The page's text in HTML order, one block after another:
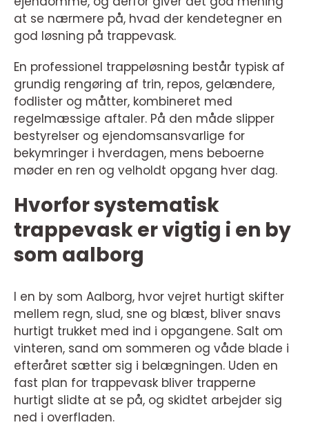
at se nærmere på, hvad der kendetegner en
god løsning på trappevask.
En professionel trappeløsning består typisk af
grundig rengøring af trin, repos, gelændere,
fodlister og måtter, kombineret med
regelmæssige aftaler. På den måde slipper
bestyrelser og ejendomsansvarlige for
bekymringer i hverdagen, mens beboerne
møder en ren og velholdt opgang hver dag.
Hvorfor systematisk
trappevask er vigtig i en by
som aalborg
I en by som Aalborg, hvor vejret hurtigt skifter
mellem regn, slud, sne og blæst, bliver snavs
hurtigt trukket med ind i opgangene. Salt om
vinteren, sand om sommeren og våde blade i
efteråret sætter sig i belægningen. Uden en
fast plan for trappevask bliver trapperne
hurtigt slidte at se på, og skidtet arbejder sig
ned i overfladen.